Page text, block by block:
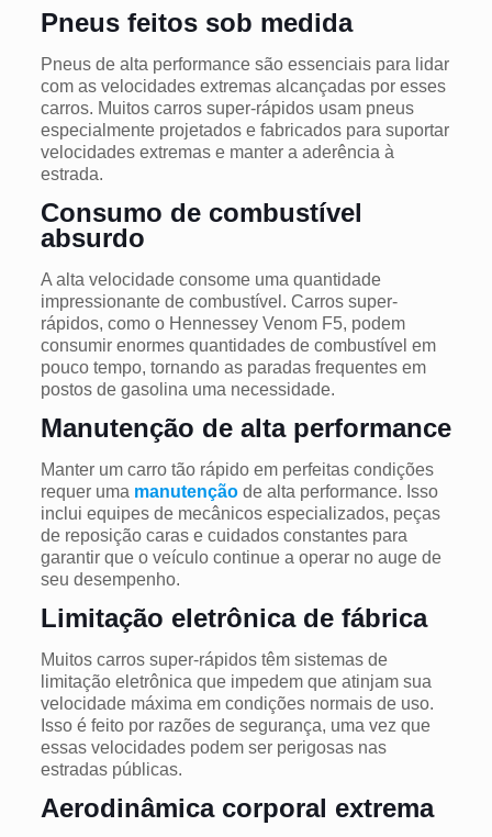
Pneus feitos sob medida
Pneus de alta performance são essenciais para lidar
com as velocidades extremas alcançadas por esses
carros. Muitos carros super-rápidos usam pneus
especialmente projetados e fabricados para suportar
velocidades extremas e manter a aderência à
estrada.
Consumo de combustível
absurdo
A alta velocidade consome uma quantidade
impressionante de combustível. Carros super-
rápidos, como o Hennessey Venom F5, podem
consumir enormes quantidades de combustível em
pouco tempo, tornando as paradas frequentes em
postos de gasolina uma necessidade.
Manutenção de alta performance
Manter um carro tão rápido em perfeitas condições
requer uma manutençãode alta performance. Isso
inclui equipes de mecânicos especializados, peças
de reposição caras e cuidados constantes para
garantir que o veículo continue a operar no auge de
seu desempenho.
Limitação eletrônica de fábrica
Muitos carros super-rápidos têm sistemas de
limitação eletrônica que impedem que atinjam sua
velocidade máxima em condições normais de uso.
Isso é feito por razões de segurança, uma vez que
essas velocidades podem ser perigosas nas
estradas públicas.
Aerodinâmica corporal extrema